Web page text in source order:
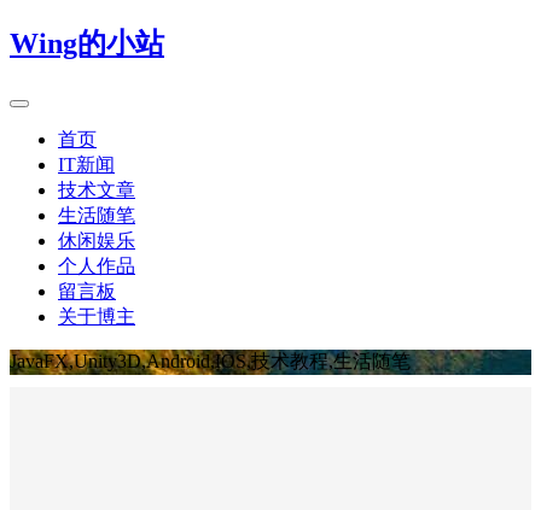
Wing的小站
首页
IT新闻
技术文章
生活随笔
休闲娱乐
个人作品
留言板
关于博主
JavaFX,Unity3D,Android,IOS,技术教程,生活随笔